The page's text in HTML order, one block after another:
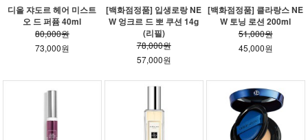
디올 쟈도르 헤어 미스트
오 드 퍼퓸 40ml
80,000원
73,000원
[백화점정품] 입생로랑 NE
W 엉크르 드 뽀 쿠션 14g
(리필)
78,000원
57,000원
[백화점정품] 클라랑스 NE
W 토닝 로션 200ml
51,000원
45,000원